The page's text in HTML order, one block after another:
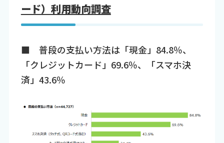
ード）利用動向調査
■ 普段の支払い方法は「現金」84.8％、
「クレジットカード」69.6％、「スマホ決
済」43.6％